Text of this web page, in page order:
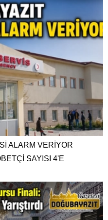
ALARM VERİYOR
SAYISI 4'E